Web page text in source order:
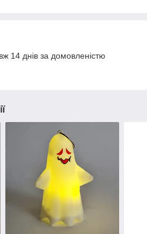
14 днів за домовленістю